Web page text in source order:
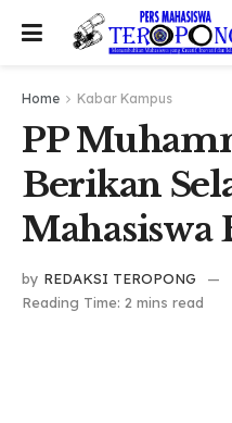
Home Kabar Kampus
PP
Berikan
Mahasiswa
by REDAKSI TEROPONG
Reading Time: 2 mins read